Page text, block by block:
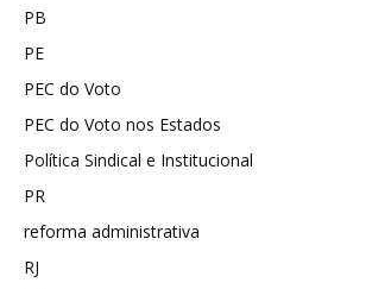
PB
PE
PEC do Voto
PEC do Voto nos Estados
Política Sindical e Institucional
PR
reforma administrativa
RJ